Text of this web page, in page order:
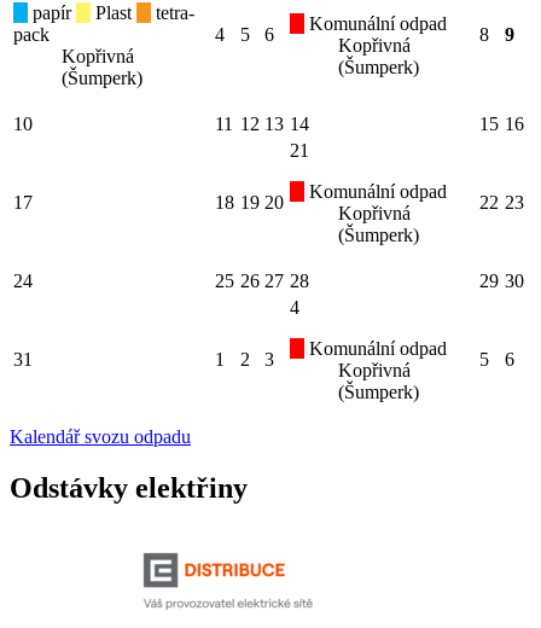
papír
Plast
tetra-
pack
Kopřivná
(Šumperk)
4 5 6
Komunální odpad
Kopřivná
(Šumperk)
8 9
10 11 12 13 14 15 16
17 18 19 20
21
Komunální odpad
Kopřivná
(Šumperk)
22 23
24 25 26 27 28 29 30
31 1 2 3
4
Komunální odpad
Kopřivná
(Šumperk)
5 6
Kalendář svozu odpadu
Odstávky elektřiny